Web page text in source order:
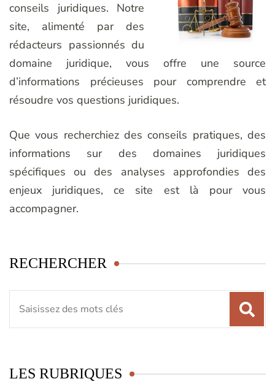
conseils juridiques. Notre
site, alimenté par des
rédacteurs passionnés du
domaine juridique, vous offre une source
d’informations précieuses pour comprendre et
résoudre vos questions juridiques.
Que vous recherchiez des conseils pratiques, des
informations sur des domaines juridiques
spécifiques ou des analyses approfondies des
enjeux juridiques, ce site est là pour vous
accompagner.
RECHERCHER
LES RUBRIQUES